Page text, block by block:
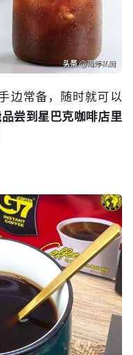
边常备，随时就可以
尝到星巴克咖啡店里